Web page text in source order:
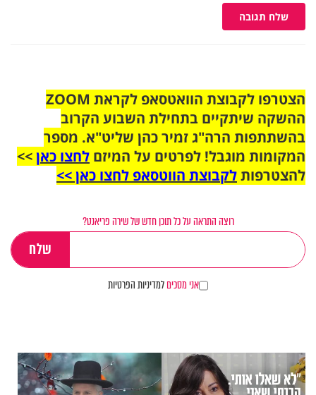
שלח תגובה
הצטרפו לקבוצת הוואטסאפ לקראת ZOOM
ההשקה שיתקיים בתחילת השבוע הקרוב
בהשתתפות הרה"ג זמיר כהן שליט"א. מספר
המקומות מוגבל! לפרטים על המיזם לחצו כאן>>
להצטרפותלקבוצת הווטסאפ לחצו כאן >>
רוצה התראה על כל תוכן חדש של שירה פריאנט?
אני מסכיםלמדיניות הפרטיות